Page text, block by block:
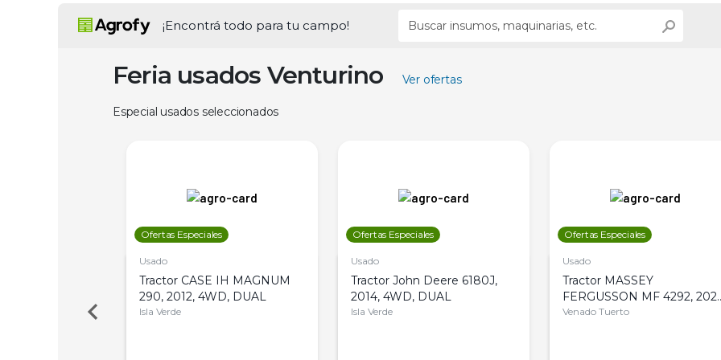
¡Encontrá todo para tu campo!
Feria usados Venturino Ver ofertas
Especial usados seleccionados
Ofertas Especiales
Usado
Tractor CASE IH MAGNUM
290, 2012, 4WD, DUAL
Isla Verde
Ofertas Especiales
Usado
Tractor John Deere 6180J,
2014, 4WD, DUAL
Isla Verde
Ofertas Especiales
Usado
Tractor MASSEY
FERGUSSON MF 4292,
4WD, PATON
Venado Tuerto